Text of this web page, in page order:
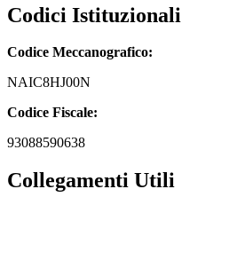
Codici Istituzionali
Codice Meccanografico:
NAIC8HJ00N
Codice Fiscale:
93088590638
Collegamenti Utili